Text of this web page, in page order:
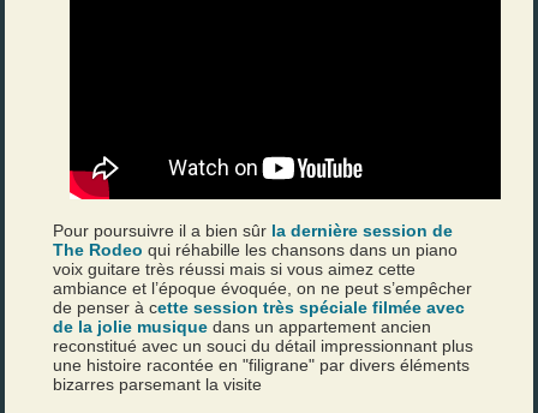
Pour poursuivre il a bien sûr la dernière session de
The Rodeo qui réhabille les chansons dans un piano
voix guitare très réussi mais si vous aimez cette
ambiance et l’époque évoquée, on ne peut s’empêcher
de penser à cette session très spéciale filmée avec
de la jolie musique dans un appartement ancien
reconstitué avec un souci du détail impressionnant plus
une histoire racontée en "filigrane" par divers éléments
bizarres parsemant la visite